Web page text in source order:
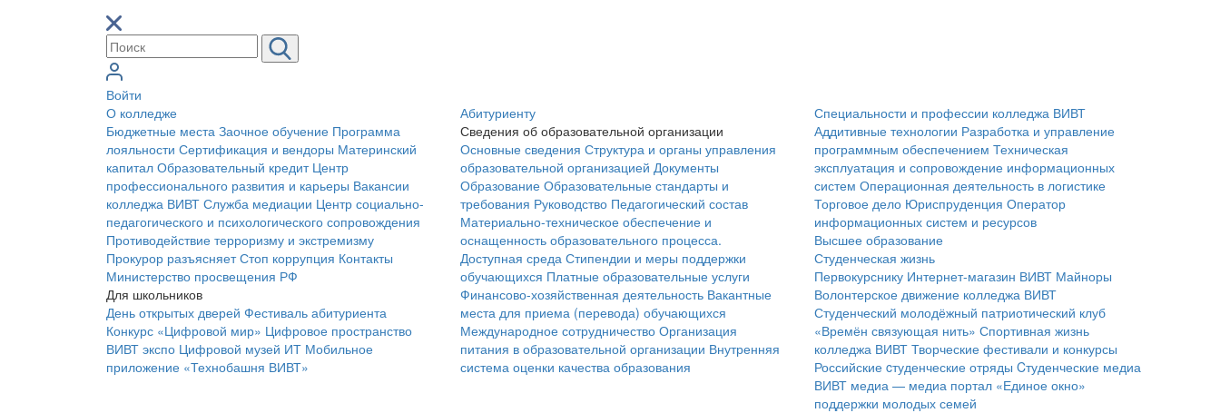
Войти
О колледже
Бюджетные места Заочное обучение Программа
лояльности Сертификация и вендоры Материнский
капитал Образовательный кредит Центр
профессионального развития и карьеры Вакансии
колледжа ВИВТ Служба медиации Центр социально-
педагогического и психологического сопровождения
Противодействие терроризму и экстремизму
Прокурор разъясняетСтоп коррупция Контакты
Министерство просвещения РФ
Для школьников
День открытых дверей Фестиваль абитуриента
Конкурс «Цифровой мир» Цифровое пространство
ВИВТ экспо Цифровой музей ИТ Мобильное
приложение «Технобашня ВИВТ»
Абитуриенту
Сведения об образовательной организации
Основные сведения Структура и органы управления
образовательной организацией Документы
Образование Образовательные стандарты и
требования Руководство Педагогический состав
Материально-техническое обеспечение и
оснащенность образовательного процесса.
Доступная среда Стипендии и меры поддержки
обучающихся Платные образовательные услуги
Финансово-хозяйственная деятельность Вакантные
места для приема (перевода) обучающихся
Международное сотрудничество Организация
питания в образовательной организации Внутренняя
система оценки качества образования
Специальности и профессии колледжа ВИВТ
Аддитивные технологии Разработка и управление
программным обеспечением Техническая
эксплуатация и сопровождение информационных
систем Операционная деятельность в логистике
Торговое дело Юриспруденция Оператор
информационных систем и ресурсов
Высшее образование
Студенческая жизнь
Первокурснику Интернет-магазин ВИВТ Майноры
Волонтерское движение колледжа ВИВТ
Студенческий молодёжный патриотический клуб
«Времён связующая нить» Спортивная жизнь
колледжа ВИВТ Творческие фестивали и конкурсы
Российские cтуденческие отряды Cтуденческие медиа
ВИВТ медиа — медиа портал «Единое окно»
поддержки молодых семей